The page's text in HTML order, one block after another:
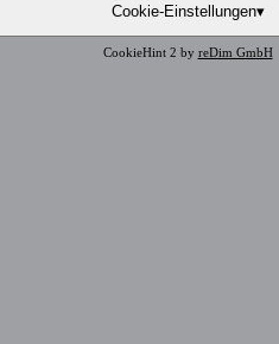
Cookie-Einstellungen▾
CookieHint 2 by reDim GmbH